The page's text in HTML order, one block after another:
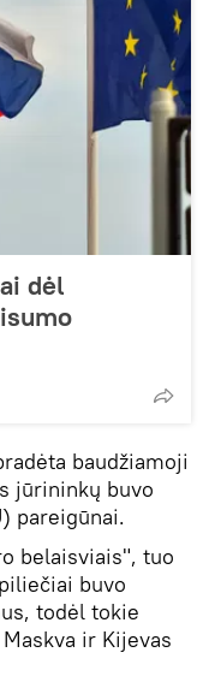
dėl
baudžiamoji
jūrininkų buvo
pareigūnai.
belaisviais", tuo
buvo
todėl tokie
ir Kijevas